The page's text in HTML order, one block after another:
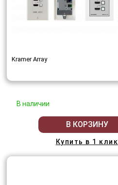
Kramer Array
В наличии
В КОРЗИНУ
Купить в 1 клик